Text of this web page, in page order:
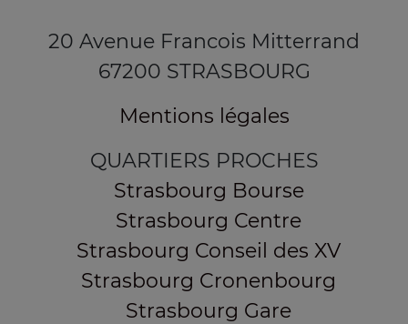
20 Avenue Francois Mitterrand
67200 STRASBOURG
Mentions légales
QUARTIERS PROCHES
Strasbourg Bourse
Strasbourg Centre
Strasbourg Conseil des XV
Strasbourg Cronenbourg
Strasbourg Gare